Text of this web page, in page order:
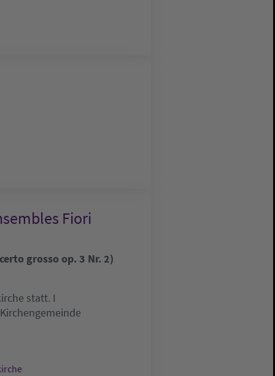
Fiori
grosso op. 3 Nr. 2)
statt. I